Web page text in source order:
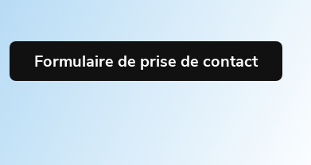
Formulaire de prise de contact